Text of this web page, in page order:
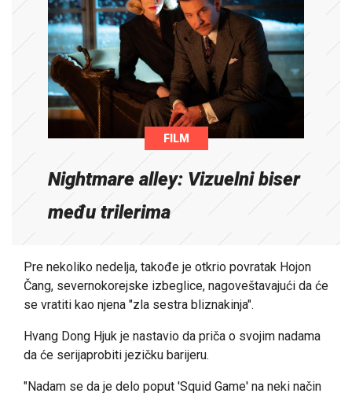
FILM
Nightmare alley: Vizuelni biser
među trilerima
Pre nekoliko nedelja, takođe je otkrio povratak Hojon
Čang, severnokorejske izbeglice, nagoveštavajući da će
se vratiti kao njena "zla sestra bliznakinja".
Hvang Dong Hjuk je nastavio da priča o svojim nadama
da će serijaprobiti jezičku barijeru.
"Nadam se da je delo poput 'Squid Game' na neki način